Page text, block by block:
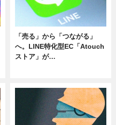
「売る」から「つながる」
へ。LINE特化型EC「Atouch
ストア」が…